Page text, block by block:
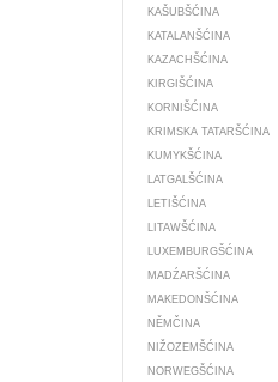
KAŠUBŠĆINA
KATALANŠĆINA
KAZACHŠĆINA
KIRGIŠĆINA
KORNIŠĆINA
KRIMSKA TATARŠĆINA
KUMYKŠĆINA
LATGALŠĆINA
LETIŠĆINA
LITAWŠĆINA
LUXEMBURGŠĆINA
MADŹARŠĆINA
MAKEDONŠĆINA
NĚMČINA
NIŽOZEMŠĆINA
NORWEGŠĆINA